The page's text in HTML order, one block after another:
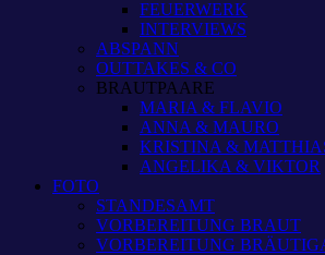
FEUERWERK
INTERVIEWS
ABSPANN
OUTTAKES & CO
BRAUTPAARE
MARIA & FLAVIO
ANNA & MAURO
KRISTINA &
ANGELIKA & VIKTOR
FOTO
STANDESAMT
VORBEREITUNG BRAUT
VORBEREITUNG